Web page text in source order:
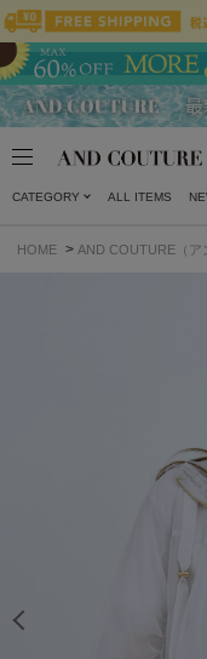
CATEGORY ALL ITEMS
HOME > AND COUTURE（ア